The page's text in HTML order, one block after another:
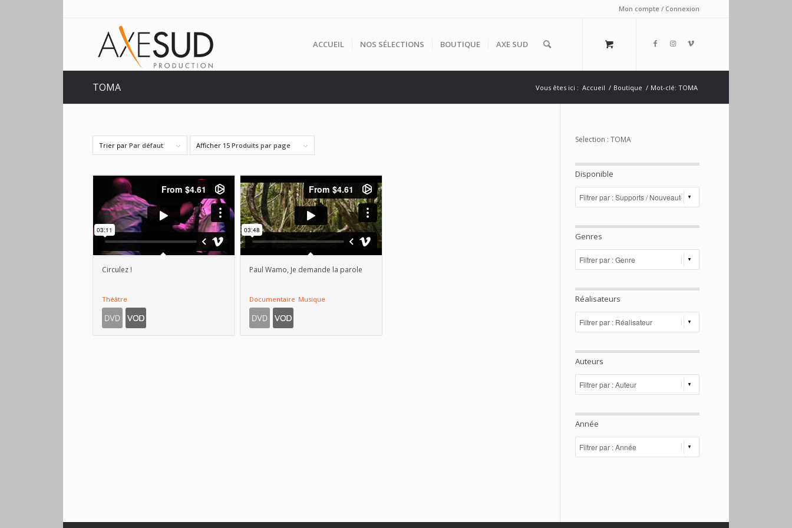
Mon compte / Connexion
ACCUEIL NOS SÉLECTIONS BOUTIQUE AXE SUD
TOMA Vous êtes ici : Accueil / Boutique / Mot-clé: TOMA
Trier par Par défaut Afficher 15 Produits par page
Circulez !
Théâtre
Paul Wamo, Je demande la parole
Documentaire Musique
Selection : TOMA
Disponible
Genres
Réalisateurs
Auteurs
Année